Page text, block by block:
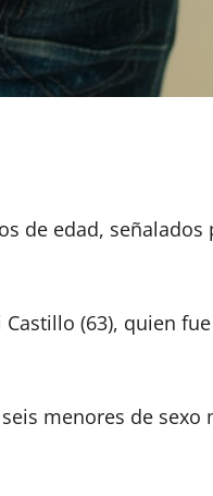
de edad,
(63), quien
menores de